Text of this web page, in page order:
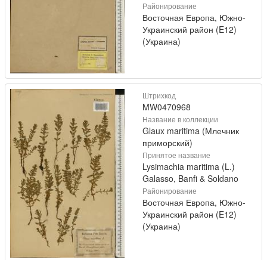
Районирование
Восточная Европа, Южно-
Украинский район (E12)
(Украина)
Штрихкод
MW0470968
Название в коллекции
Glaux maritima (Млечник
приморский)
Принятое название
Lysimachia maritima (L.)
Galasso, Banfi & Soldano
Районирование
Восточная Европа, Южно-
Украинский район (E12)
(Украина)